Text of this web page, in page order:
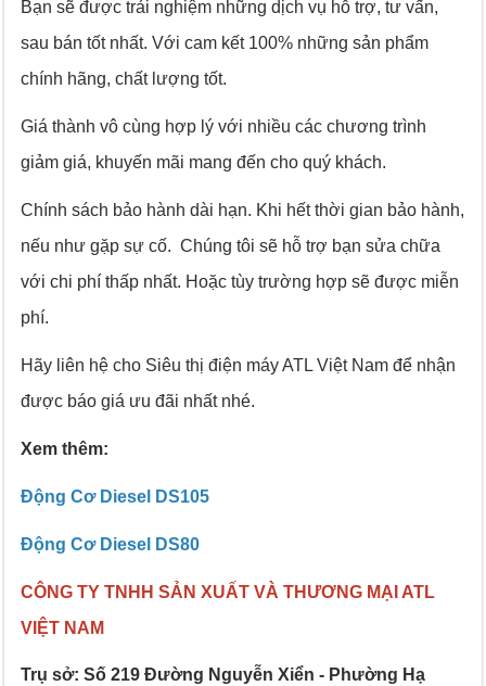
Bạn sẽ được trải nghiệm những dịch vụ hỗ trợ, tư vấn,
sau bán tốt nhất. Với cam kết 100% những sản phẩm
chính hãng, chất lượng tốt.
Giá thành vô cùng hợp lý với nhiều các chương trình
giảm giá, khuyến mãi mang đến cho quý khách.
Chính sách bảo hành dài hạn. Khi hết thời gian bảo hành,
nếu như gặp sự cố. Chúng tôi sẽ hỗ trợ bạn sửa chữa
với chi phí thấp nhất. Hoặc tùy trường hợp sẽ được miễn
phí.
Hãy liên hệ cho Siêu thị điện máy ATL Việt Nam để nhận
được báo giá ưu đãi nhất nhé.
Xem thêm:
Động Cơ Diesel DS105
Động Cơ Diesel DS80
CÔNG TY TNHH SẢN XUẤT VÀ THƯƠNG MẠI ATL
VIỆT NAM
Trụ sở: Số 219 Đường Nguyễn Xiển - Phường Hạ